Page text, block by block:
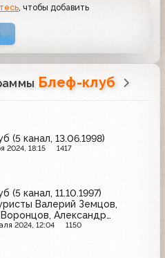
, чтобы добавить
Блеф-клуб
(5 канал, 13.06.1998)
2024, 18:15 1417
(5 канал, 11.10.1997)
Валерий Земцов,
Александр
2024, 12:04 1150